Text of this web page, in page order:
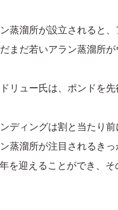
蒸溜所が設立されると
まだ若いアラン蒸溜所
リュー氏は、ポンドを
ディングは割と当たり
蒸溜所が注目されるきっ
を迎えることができ、